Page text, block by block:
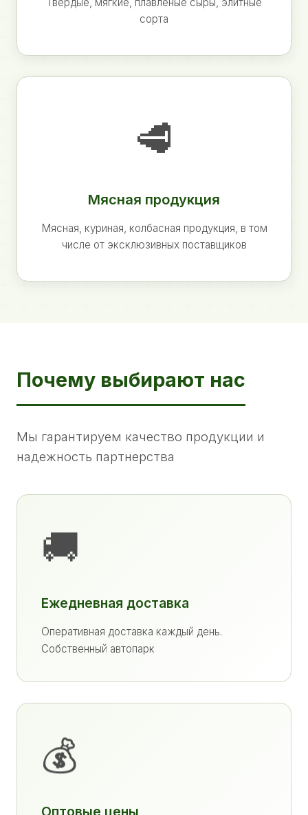
сорта
🥩
Мясная продукция
Мясная, куриная, колбасная продукция, в том
числе от эксклюзивных поставщиков
Почему выбирают нас
Мы гарантируем качество продукции и
надежность партнерства
🚚
Ежедневная доставка
Оперативная доставка каждый день.
Собственный автопарк
💰
Оптовые цены